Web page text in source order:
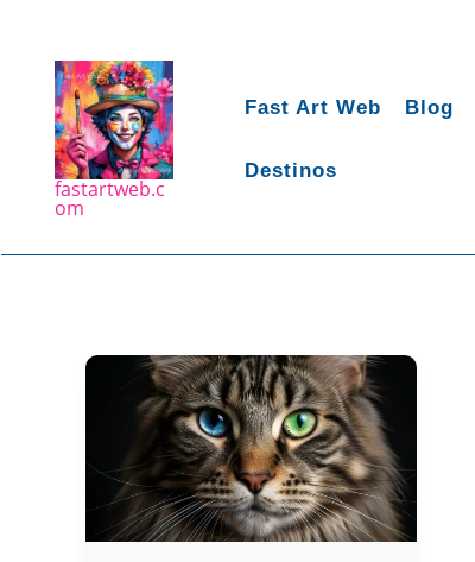
conteúdo
fastartweb.c
om
Fast Art Web Blog
Destinos